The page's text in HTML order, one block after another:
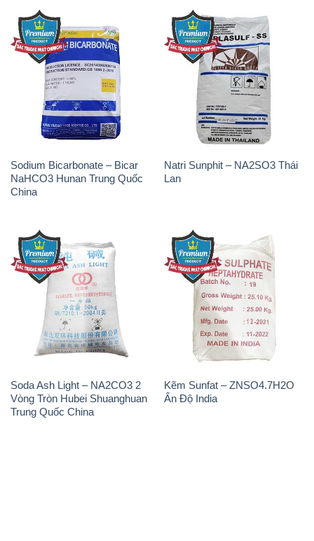
Sodium Bicarbonate – Bicar
NaHCO3 Hunan Trung Quốc
China
Natri Sunphit – NA2SO3 Thái
Lan
Soda Ash Light – NA2CO3 2
Vòng Tròn Hubei Shuanghuan
Trung Quốc China
Kẽm Sunfat – ZNSO4.7H2O
Ấn Độ India